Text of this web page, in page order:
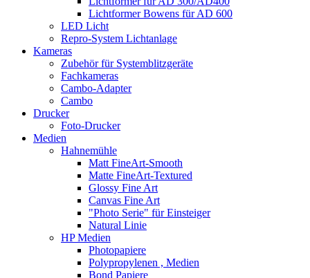
Lichtformer Bowens für AD 600
LED Licht
Repro-System Lichtanlage
Kameras
Zubehör für Systemblitzgeräte
Fachkameras
Cambo-Adapter
Cambo
Drucker
Foto-Drucker
Medien
Hahnemühle
Matt FineArt-Smooth
Matte FineArt-Textured
Glossy Fine Art
Canvas Fine Art
"Photo Serie" für Einsteiger
Natural Linie
HP Medien
Photopapiere
Polypropylenen , Medien
Bond Papiere